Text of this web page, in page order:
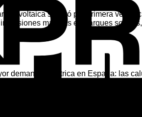
superó por primera vez
masivas en parques
demanda eléctrica en España: las
forma limpia mediante la energía